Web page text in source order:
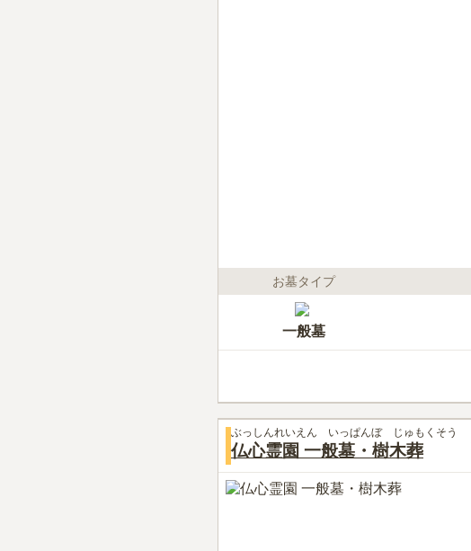
お墓タイプ
一般墓
ぶっしんれいえん いっぱんぼ じゅもくそう
仏心霊園 一般墓・樹木葬